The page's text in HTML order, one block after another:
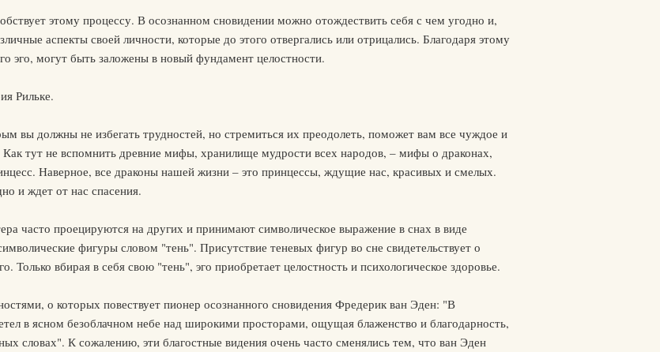
этому процессу. В осознанном сновидении можно отождествить себя с чем угодно и,
аспекты своей личности, которые до этого отвергались или отрицались. Благодаря этому
эго, могут быть заложены в новый фундамент целостности.
Рильке.
вы должны не избегать трудностей, но стремиться их преодолеть, поможет вам все чуждое и
Как тут не вспомнить древние мифы, хранилище мудрости всех народов, – мифы о драконах,
Наверное, все драконы нашей жизни – это принцессы, ждущие нас, красивых и смелых.
и ждет от нас спасения.
часто проецируются на других и принимают символическое выражение в снах в виде
фигуры словом "тень". Присутствие теневых фигур во сне свидетельствует о
Только вбирая в себя свою "тень", эго приобретает целостность и психологическое здоровье.
о которых повествует пионер осознанного сновидения Фредерик ван Эден: "В
в ясном безоблачном небе над широкими просторами, ощущая блаженство и благодарность,
словах". К сожалению, эти благостные видения очень часто сменялись тем, что ван Эден